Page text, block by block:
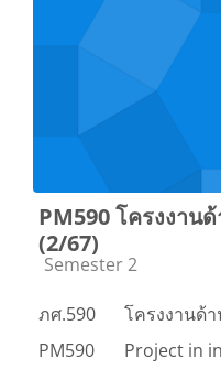
PM590 โครงงาน
(2/67)
Course category
Semester 2
ภศ.590
โครงงานด้
PM590
Project in